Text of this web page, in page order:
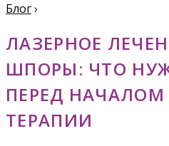
Блог›
ЛАЗЕРНОЕ
ШПОРЫ: ЧТО
ПЕРЕД
ТЕРАПИИ